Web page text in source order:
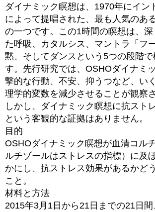
ダイナミック瞑想は、1970年にイン
によって提唱された、最も人気のあ
の一つです。この1時間の瞑想は、
た呼吸、カタルシス、マントラ「フ
黙、そしてダンスという5つの段階で
す。先行研究では、OSHOダイナミ
撃的な行動、不安、抑うつなど、い
理学的変数を減少させることが観察
しかし、ダイナミック瞑想に抗スト
という客観的な証拠はありません。
目的
OSHOダイナミック瞑想が血清コル
ルチゾールはストレスの指標）に及
かにし、抗ストレス効果があるかど
こと。
材料と方法
2015年3月1日から21日までの21日